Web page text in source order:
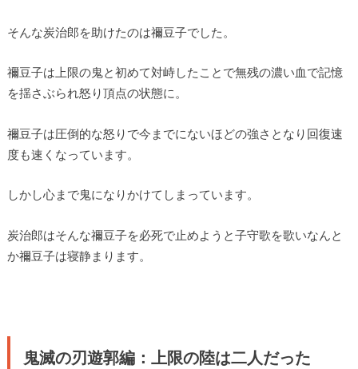
そんな炭治郎を助けたのは禰豆子でした。
禰豆子は上限の鬼と初めて対峙したことで無残の濃い血で記憶
を揺さぶられ怒り頂点の状態に。
禰豆子は圧倒的な怒りで今までにないほどの強さとなり回復速
度も速くなっています。
しかし心まで鬼になりかけてしまっています。
炭治郎はそんな禰豆子を必死で止めようと子守歌を歌いなんと
か禰豆子は寝静まります。
鬼滅の刃遊郭編：上限の陸は二人だった